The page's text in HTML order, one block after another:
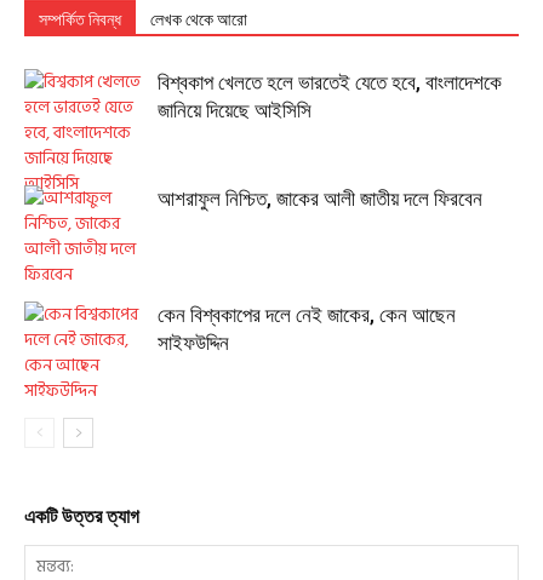
সম্পর্কিত নিবন্ধ লেখক থেকে আরো
বিশ্বকাপ খেলতে হলে ভারতেই যেতে হবে, বাংলাদেশকে
জানিয়ে দিয়েছে আইসিসি
আশরাফুল নিশ্চিত, জাকের আলী জাতীয় দলে ফিরবেন
কেন বিশ্বকাপের দলে নেই জাকের, কেন আছেন
সাইফউদ্দিন
একটি উত্তর ত্যাগ